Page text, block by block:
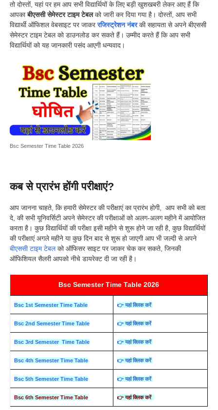
तो दोस्तों, यहां पर हम आप सभी विद्यार्थियों के लिए बड़ी खुशखबरी लेकर आए हैं कि
आपकाबीएससी सेमेस्टर टाइम टेबलको जारी कर दिया गया है। दोस्तों, आप सभी
विद्यार्थी ऑफिशल वेबसाइट पर जाकररजिस्ट्रेशन नंबरकी सहायता से अपने बीएससी
सेमेस्टर टाइम टेबल को डाउनलोड कर सकते हैं। उम्मीद करते हैं कि आप सभी
विद्यार्थियों को यह जानकारी पसंद आएगी धन्यवाद।
Bsc Semester Time Table 2026
कब से प्रारंभ होंगी परीक्षाएं?
आप जानना चाहते, कि हमारी सेमेस्टर की परीक्षाएं का प्रारंभ होगी, आप सभी को बता
दे, की सभी यूनिवर्सिटी अपने सेमेस्टर की परीक्षाओं को अलग-अलग महीने में आयोजित
करता है। कुछ विद्यार्थियों की परीक्षा इसी महीने से शुरू होने जा रही है, कुछ विद्यार्थियों
की परीक्षाएं अगले महीने या कुछ दिन बाद से शुरू हो जाएगी आप भी जल्दी से अपने
बीएससी टाइम टेबलको ऑफिसर साइट पर जाकर चेक कर सकते, जिनकी
ऑफिशियल सैलरी आपको नीचे डायरेक्ट दी जा रही है।
Bsc Semester Time Table 2026
Bsc 1st Semester Time Table 👉 यहां क्लिक करें
Bsc 2nd Semester Time Table 👉 यहां क्लिक करें
Bsc 3rd Semester Time Table 👉 यहां क्लिक करें
Bsc 4th Semester Time Table 👉 यहां क्लिक करें
Bsc 5th Semester Time Table 👉 यहां क्लिक करें
Bsc 6th Semester Time Table 👉 यहां क्लिक करें